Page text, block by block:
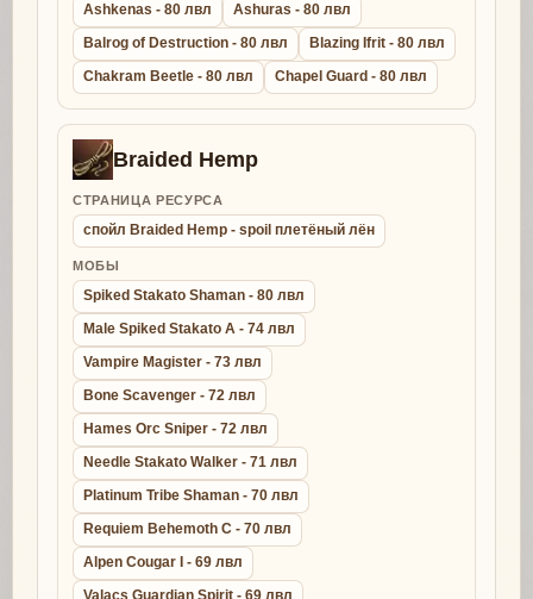
Ashkenas - 80 лвл
Ashuras - 80 лвл
Balrog of Destruction - 80 лвл
Blazing Ifrit - 80 лвл
Chakram Beetle - 80 лвл
Chapel Guard - 80 лвл
Braided Hemp
СТРАНИЦА РЕСУРСА
спойл Braided Hemp - spoil плетёный лён
МОБЫ
Spiked Stakato Shaman - 80 лвл
Male Spiked Stakato A - 74 лвл
Vampire Magister - 73 лвл
Bone Scavenger - 72 лвл
Hames Orc Sniper - 72 лвл
Needle Stakato Walker - 71 лвл
Platinum Tribe Shaman - 70 лвл
Requiem Behemoth C - 70 лвл
Alpen Cougar I - 69 лвл
Valacs Guardian Spirit - 69 лвл